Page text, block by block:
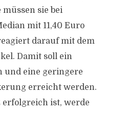
sie bei
mit 11,40 Euro
darauf mit dem
Damit soll ein
und eine geringere
erreicht werden.
erfolgreich ist, werde